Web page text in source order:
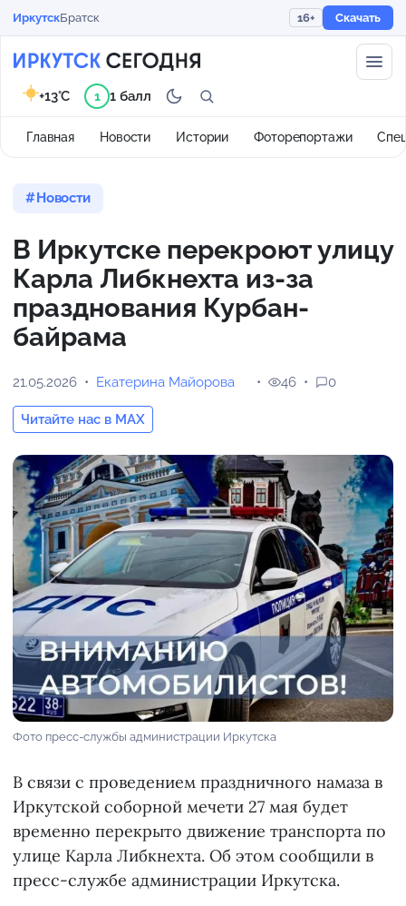
ИркутскБратск 16+ Скачать
Главная Новости Истории Фоторепортажи
+13°C 1 1 балл
Новости
В Иркутске перекроют улицу
Карла Либкнехта из-за
празднования Курбан-
байрама
21.05.2026 Екатерина Майорова
Читайте нас в MAX
46 0
Фото пресс-службы администрации Иркутска
В связи с проведением праздничного намаза в
Иркутской соборной мечети 27 мая будет
временно перекрыто движение транспорта по
улице Карла Либкнехта. Об этом сообщили в
пресс-службе администрации Иркутска.